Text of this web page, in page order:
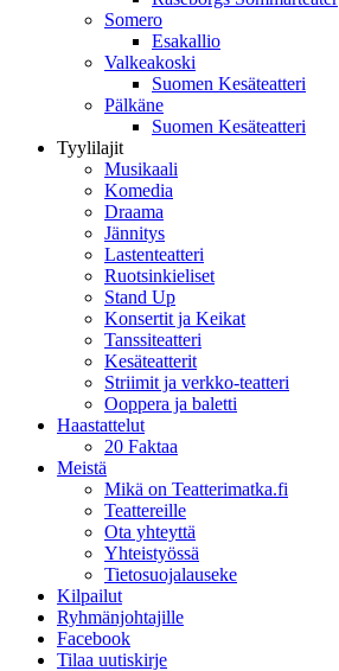
Somero
Esakallio
Valkeakoski
Suomen Kesäteatteri
Pälkäne
Suomen Kesäteatteri
Tyylilajit
Musikaali
Komedia
Draama
Jännitys
Lastenteatteri
Ruotsinkieliset
Stand Up
Konsertit ja Keikat
Tanssiteatteri
Kesäteatterit
Striimit ja verkko-teatteri
Ooppera ja baletti
Haastattelut
20 Faktaa
Meistä
Mikä on Teatterimatka.fi
Teattereille
Ota yhteyttä
Yhteistyössä
Tietosuojalauseke
Kilpailut
Ryhmänjohtajille
Facebook
Tilaa uutiskirje